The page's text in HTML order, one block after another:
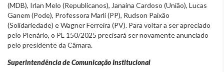
(MDB), Irlan Melo (Republicanos), Janaina Cardoso (União), Lucas
Ganem (Pode), Professora Marli (PP), Rudson Paixão
(Solidariedade) e Wagner Ferreira (PV). Para voltar a ser apreciado
pelo Plenário, o PL 150/2025 precisará ser novamente anunciado
pelo presidente da Câmara.
Superintendência de Comunicação Institucional